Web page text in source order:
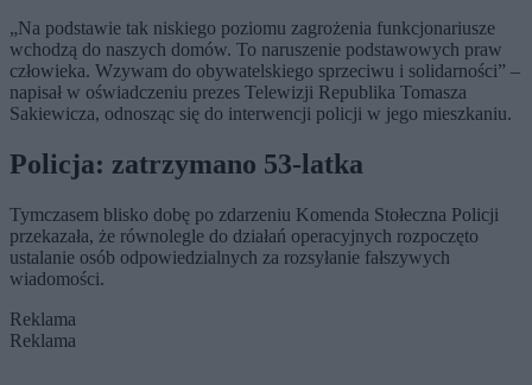
„Na podstawie tak niskiego poziomu zagrożenia funkcjonariusze
wchodzą do naszych domów. To naruszenie podstawowych praw
człowieka. Wzywam do obywatelskiego sprzeciwu i solidarności” –
napisał w oświadczeniu prezes Telewizji Republika Tomasza
Sakiewicza, odnosząc się do interwencji policji w jego mieszkaniu.
Policja: zatrzymano 53-latka
Tymczasem blisko dobę po zdarzeniu Komenda Stołeczna Policji
przekazała, że równolegle do działań operacyjnych rozpoczęto
ustalanie osób odpowiedzialnych za rozsyłanie fałszywych
wiadomości.
Reklama
Reklama